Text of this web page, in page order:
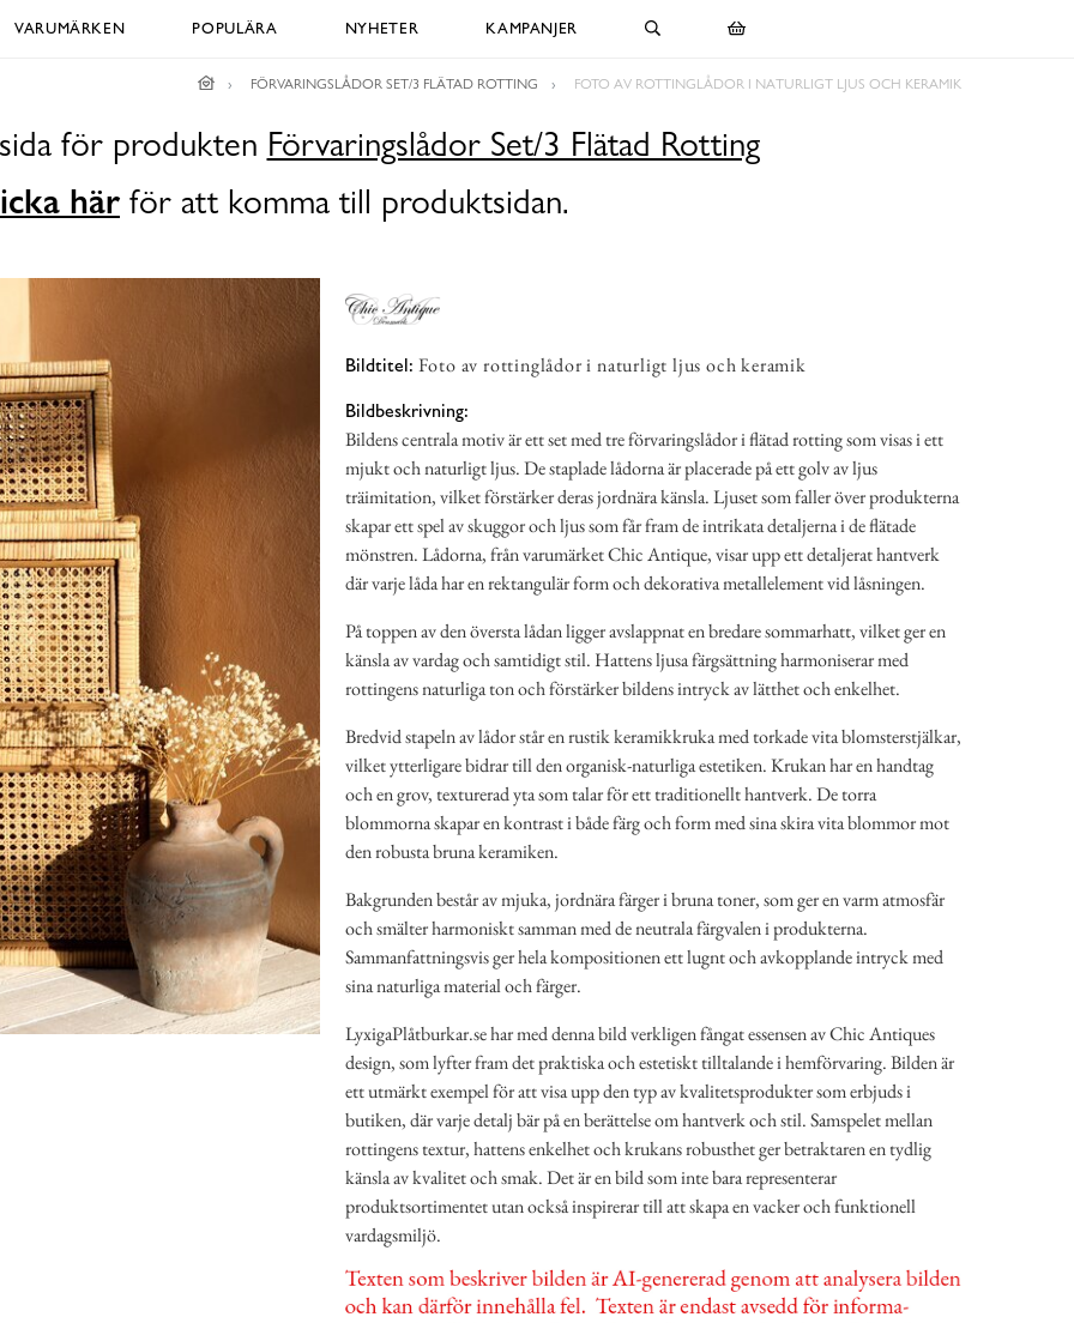
VARUMÄRKEN POPULÄRA NYHETER KAMPANJER
FÖRVARINGSLÅDOR SET/3 FLÄTAD ROTTING FOTO AV ROTTINGLÅDOR I NATURLIGT LJUS OCH KERAMIK
för produkten Förvaringslådor Set/3 Flätad Rotting
här för att komma till produktsidan.
Bildtitel: Foto av rottinglådor i naturligt ljus och keramik
Bildbeskrivning:
Bildens centrala motiv är ett set med tre förvaringslådor i flätad rotting som visas i ett
mjukt och naturligt ljus. De staplade lådorna är placerade på ett golv av ljus
träimitation, vilket förstärker deras jordnära känsla. Ljuset som faller över produkterna
skapar ett spel av skuggor och ljus som får fram de intrikata detaljerna i de flätade
mönstren. Lådorna, från varumärket Chic Antique, visar upp ett detaljerat hantverk
där varje låda har en rektangulär form och dekorativa metallelement vid låsningen.
På toppen av den översta lådan ligger avslappnat en bredare sommarhatt, vilket ger en
känsla av vardag och samtidigt stil. Hattens ljusa färgsättning harmoniserar med
rottingens naturliga ton och förstärker bildens intryck av lätthet och enkelhet.
Bredvid stapeln av lådor står en rustik keramikkruka med torkade vita blomsterstjälkar,
vilket ytterligare bidrar till den organisk-naturliga estetiken. Krukan har en handtag
och en grov, texturerad yta som talar för ett traditionellt hantverk. De torra
blommorna skapar en kontrast i både färg och form med sina skira vita blommor mot
den robusta bruna keramiken.
Bakgrunden består av mjuka, jordnära färger i bruna toner, som ger en varm atmosfär
och smälter harmoniskt samman med de neutrala färgvalen i produkterna.
Sammanfattningsvis ger hela kompositionen ett lugnt och avkopplande intryck med
sina naturliga material och färger.
LyxigaPlåtburkar.se har med denna bild verkligen fångat essensen av Chic Antiques
design, som lyfter fram det praktiska och estetiskt tilltalande i hemförvaring. Bilden är
ett utmärkt exempel för att visa upp den typ av kvalitetsprodukter som erbjuds i
butiken, där varje detalj bär på en berättelse om hantverk och stil. Samspelet mellan
rottingens textur, hattens enkelhet och krukans robusthet ger betraktaren en tydlig
känsla av kvalitet och smak. Det är en bild som inte bara representerar
produktsortimentet utan också inspirerar till att skapa en vacker och funktionell
vardagsmiljö.